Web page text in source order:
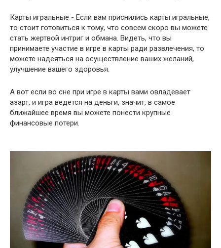
Карты игральные - Если вам приснились карты игральные,
то стоит готовиться к тому, что совсем скоро вы можете
стать жертвой интриг и обмана. Видеть, что вы
принимаете участие в игре в карты ради развлечения, то
можете надеяться на осуществление ваших желаний,
улучшение вашего здоровья.
А вот если во сне при игре в карты вами овладевает
азарт, и игра ведется на деньги, значит, в самое
ближайшее время вы можете понести крупные
финансовые потери.